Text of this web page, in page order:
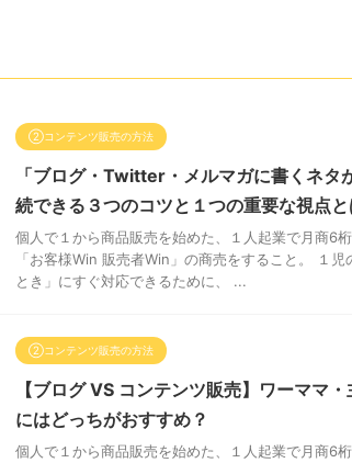
②コンテンツ販売の方法
「ブログ・Twitter・メルマガに書くネタ
続できる３つのコツと１つの重要な視点と
個人で１から商品販売を始めた、１人起業で月商6
「お客様Win 販売者Win」の商売をすること。 １
とき」にすぐ対応できるために、 ...
②コンテンツ販売の方法
【ブログ VS コンテンツ販売】ワーママ
にはどっちがおすすめ？
個人で１から商品販売を始めた、１人起業で月商6